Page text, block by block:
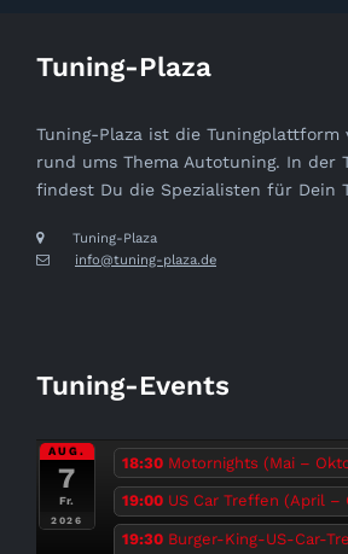
Tuning-Plaza
Tuning-Plaza ist die Tuningplattform
rund ums Thema Autotuning. In der
findest Du die Spezialisten für Dein
Tuning-Plaza
info@tuning-plaza.de
Tuning-Events
AUG.
7
Fr.
2026
18:30 Motornights (Mai –
19:00 US Car Treffen (April –
19:30 Burger-King-US-Car-